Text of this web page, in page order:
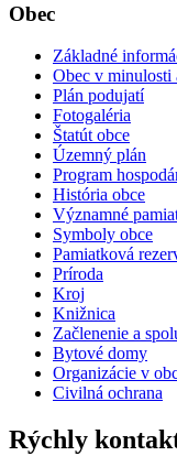
Obec
Základné
Obec v minulosti
Plán podujatí
Fotogaléria
Štatút obce
Územný plán
Program
História obce
Významné
Symboly obce
Pamiatková
Príroda
Kroj
Knižnica
Začlenenie a
Bytové domy
Organizácie v
Civilná ochrana
Rýchly